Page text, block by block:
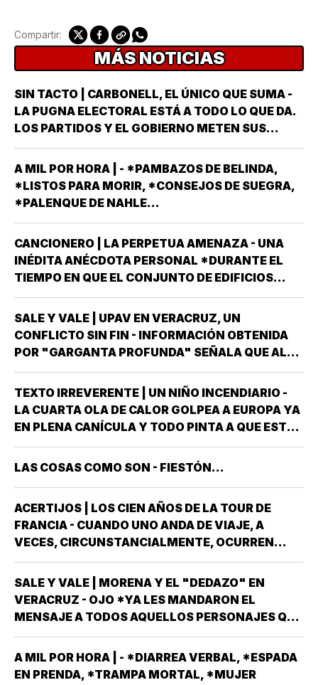
Compartir:
MÁS NOTICIAS
SIN TACTO | CARBONELL, EL ÚNICO QUE SUMA -
LA PUGNA ELECTORAL ESTÁ A TODO LO QUE DA.
LOS PARTIDOS Y EL GOBIERNO METEN SUS
ARMAS MÁS AFILADAS CON LA VISTA PUESTA EN
LA JORNADA DEL DOMINGO 6 DE JUNIO DEL AÑO
ENTRANTE *EL PROCESO ELECTORAL PARA
ELEGIR…
A MIL POR HORA | - *PAMBAZOS DE BELINDA,
*LISTOS PARA MORIR, *CONSEJOS DE SUEGRA,
*PALENQUE DE NAHLE...
CANCIONERO | LA PERPETUA AMENAZA - UNA
INÉDITA ANÉCDOTA PERSONAL *DURANTE EL
TIEMPO EN QUE EL CONJUNTO DE EDIFICIOS
LLAMADO LOS PINOS FUE RESIDENCIA OFICIAL
DEL PRESIDENTE DE MÉXICO, ESTUVE AHÍ
SOLAMENTE CUATRO VECES, TRES DE ELLAS EN
CALIDAD DE…
SALE Y VALE | UPAV EN VERACRUZ, UN
CONFLICTO SIN FIN - INFORMACIÓN OBTENIDA
POR "GARGANTA PROFUNDA" SEÑALA QUE AL
GOBIERNO DEL ESTADO *ESTÁ A PUNTO DE
"REVENTARLE" EL TEMA DE LA UNIVERSIDAD
POPULAR AUTÓNOMA DE VERACRUZ (UPAV) EN
LAS MANOS *Y NO ES…
TEXTO IRREVERENTE | UN NIÑO INCENDIARIO -
LA CUARTA OLA DE CALOR GOLPEA A EUROPA YA
EN PLENA CANÍCULA Y TODO PINTA A QUE ESTE
2026 SE UBICARÁ COMO EL PEOR DE LA HISTORIA
EN CUANTO A GOLPES CLIMÁTICOS *UNA OLA
LAS COSAS COMO SON - FIESTÓN...
ACERTIJOS | LOS CIEN AÑOS DE LA TOUR DE
FRANCIA - CUANDO UNO ANDA DE VIAJE, A
VECES, CIRCUNSTANCIALMENTE, OCURREN
COSAS QUE NO LLEVABAS PLANEADA *ME HAN
OCURRIDO ALGUNAS OCASIONES *AHORA
REMEMORO ESTA PORQUE TENEMOS A UN
MEXICANO EN EL TOP TEN DE…
SALE Y VALE | MORENA Y EL "DEDAZO" EN
VERACRUZ - OJO *YA LES MANDARON EL
MENSAJE A TODOS AQUELLOS PERSONAJES QUE
ASPIRAN A SER CANDIDATOS A DIPUTADOS
LOCALES, EN ALGUNO DE LOS 30 DISTRITOS QUE
HAY EN VERACRUZ POR EL PARTIDO MORENA,
A MIL POR HORA | - *DIARREA VERBAL, *ESPADA
EN PRENDA, *TRAMPA MORTAL, *MUJER